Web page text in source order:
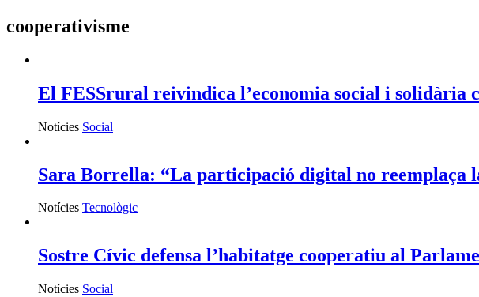
cooperativisme
El FESSrural reivindica l’economia social i solidària
Notícies Social
Sara Borrella: “La participació digital no reemplaça
Notícies Tecnològic
Sostre Cívic defensa l’habitatge cooperatiu al
Notícies Social